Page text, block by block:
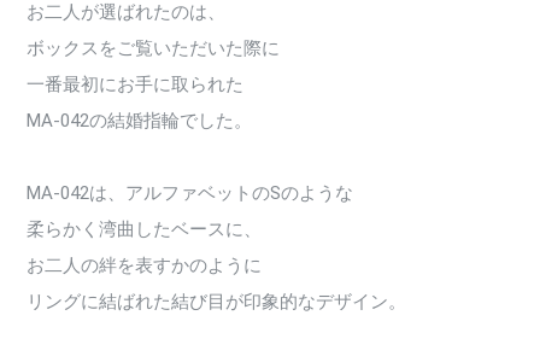
お二人が選ばれたのは、
ボックスをご覧いただいた際に
一番最初にお手に取られた
MA-042の結婚指輪でした。
MA-042は、アルファベットのSのような
柔らかく湾曲したベースに、
お二人の絆を表すかのように
リングに結ばれた結び目が印象的なデザイン。